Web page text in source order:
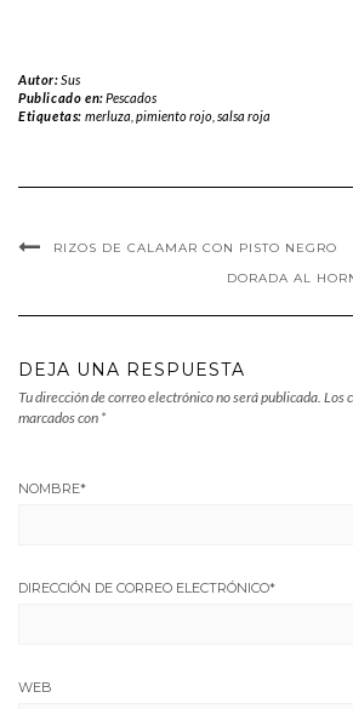
Autor:Sus
Publicado en:Pescados
Etiquetas: merluza pimiento rojo, salsa roja
RIZOS DE CALAMAR CON PISTO NEGRO
DORADA AL
DEJA UNA RESPUESTA
Tu dirección de correo electrónico no será publicada. Los
marcados con *
NOMBRE*
DIRECCIÓN DE CORREO ELECTRÓNICO*
WEB